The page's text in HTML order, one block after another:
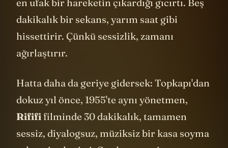
en ufak bir hareketin çıkardığı gıcırtı. Beş
dakikalık bir sekans, yarım saat gibi
hissettirir. Çünkü sessizlik, zamanı
Hatta daha da geriye gidersek: Topkapı'dan
dokuz yıl önce, 1955'te aynı yönetmen,
Rifififilminde 30 dakikalık, tamamen